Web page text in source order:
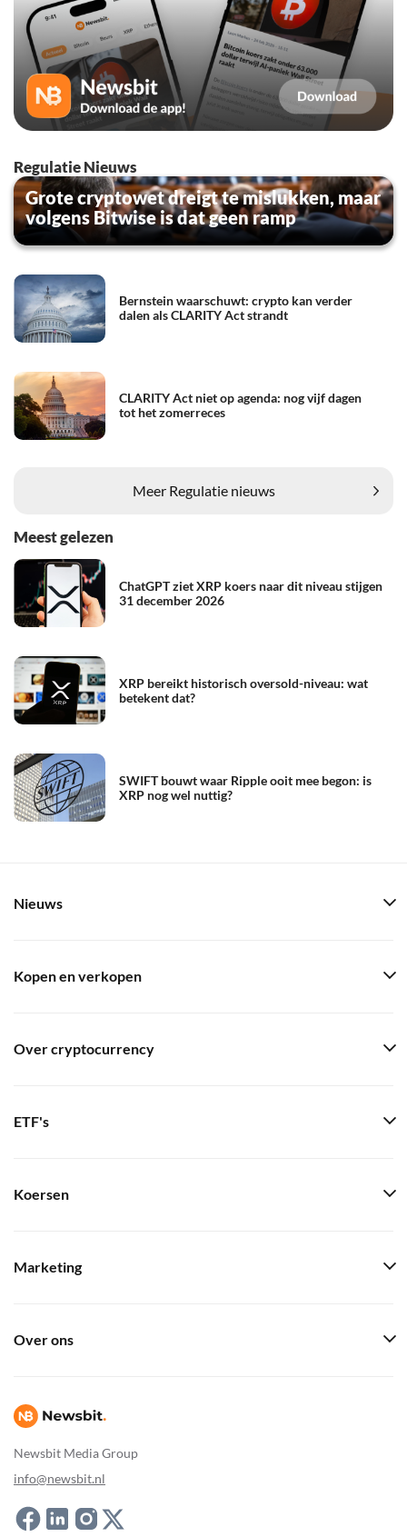
Regulatie Nieuws
Grote cryptowet dreigt te mislukken, maar
volgens Bitwise is dat geen ramp
Bernstein waarschuwt: crypto kan verder
dalen als CLARITY Act strandt
CLARITY Act niet op agenda: nog vijf dagen
tot het zomerreces
Meer Regulatie nieuws
Meest gelezen
ChatGPT ziet XRP koers naar dit niveau stijgen
31 december 2026
XRP bereikt historisch oversold-niveau: wat
betekent dat?
SWIFT bouwt waar Ripple ooit mee begon: is
XRP nog wel nuttig?
Newsbit Media Group
info@newsbit.nl
Nieuws
Kopen en verkopen
Over cryptocurrency
ETF's
Koersen
Marketing
Over ons